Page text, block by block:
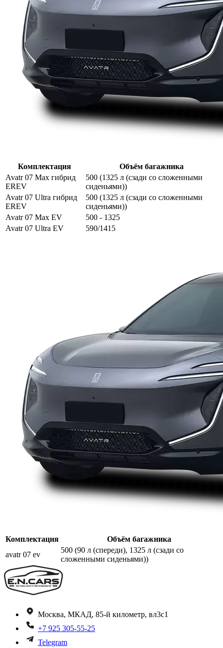
Комплектация
Объём багажника
Avatr 07 Max гибрид
EREV
500 (1325 л (сзади со сложенными
сиденьями))
Avatr 07 Ultra гибрид
EREV
500 (1325 л (сзади со сложенными
сиденьями))
Avatr 07 Max EV
500 - 1325
Avatr 07 Ultra EV
590/1415
Комплектация
Объём багажника
avatr 07 ev
500 (90 л (спереди), 1325 л (сзади со
сложенными сиденьями))
Москва, МКАД, 85-й километр, вл3с1
+7 925 305-55-25
Telegram